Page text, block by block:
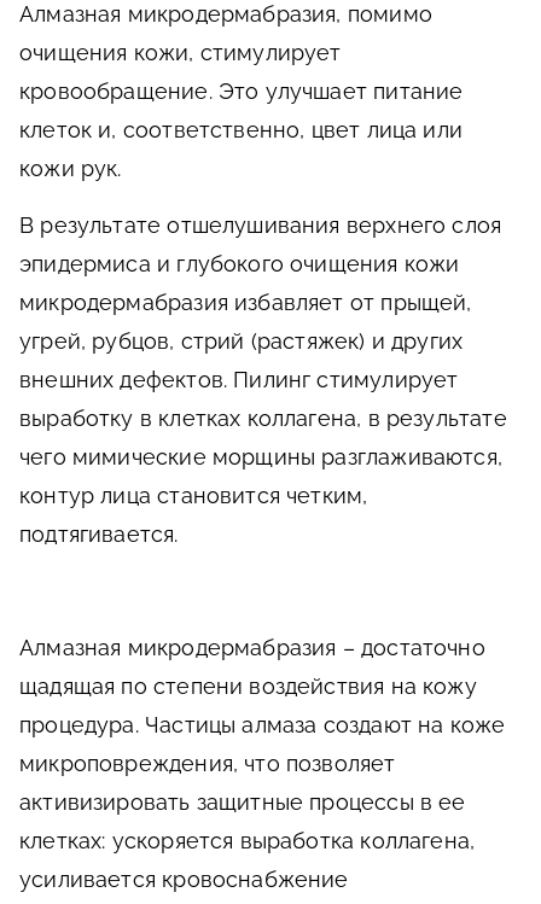
Алмазная микродермабразия, помимо
очищения кожи, стимулирует
кровообращение. Это улучшает питание
клеток и, соответственно, цвет лица или
кожи рук.
В результате отшелушивания верхнего слоя
эпидермиса и глубокого очищения кожи
микродермабразия избавляет от прыщей,
угрей, рубцов, стрий (растяжек) и других
внешних дефектов. Пилинг стимулирует
выработку в клетках коллагена, в результате
чего мимические морщины разглаживаются,
контур лица становится четким,
подтягивается.
Алмазная микродермабразия – достаточно
щадящая по степени воздействия на кожу
процедура. Частицы алмаза создают на коже
микроповреждения, что позволяет
активизировать защитные процессы в ее
клетках: ускоряется выработка коллагена,
усиливается кровоснабжение